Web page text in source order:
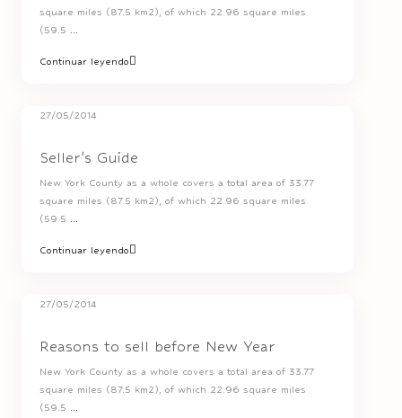
square miles (87.5 km2), of which 22.96 square miles
(59.5
Continuar leyendo
Seller’s Guide
27/05/2014
New York County as a whole covers a total area of 33.77
square miles (87.5 km2), of which 22.96 square miles
(59.5
Continuar leyendo
Reasons to sell before New Year
27/05/2014
New York County as a whole covers a total area of 33.77
square miles (87.5 km2), of which 22.96 square miles
(59.5